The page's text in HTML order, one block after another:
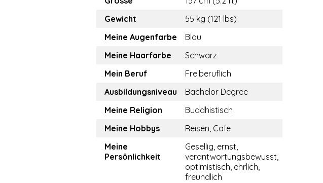
Gewicht
55 kg (121 lbs)
Meine Augenfarbe
Blau
Meine Haarfarbe
Schwarz
Mein Beruf
Freiberuflich
Ausbildungsniveau
Bachelor Degree
Meine Religion
Buddhistisch
Meine Hobbys
Reisen, Cafe
Meine
Persönlichkeit
Gesellig, ernst,
verantwortungsbewusst,
optimistisch, ehrlich,
freundlich